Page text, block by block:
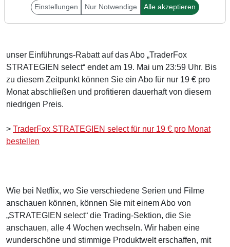
Liebe Trader,
unser Einführungs-Rabatt auf das Abo „TraderFox
STRATEGIEN select“ endet am 19. Mai um 23:59 Uhr. Bis
zu diesem Zeitpunkt können Sie ein Abo für nur 19 € pro
Monat abschließen und profitieren dauerhaft von diesem
niedrigen Preis.
> TraderFox STRATEGIEN select für nur 19 € pro Monat
bestellen
Wie bei Netflix, wo Sie verschiedene Serien und Filme
anschauen können, können Sie mit einem Abo von
„STRATEGIEN select“ die Trading-Sektion, die Sie
anschauen, alle 4 Wochen wechseln. Wir haben eine
wunderschöne und stimmige Produktwelt erschaffen, mit
Einstellungen Nur Notwendige Alle akzeptieren